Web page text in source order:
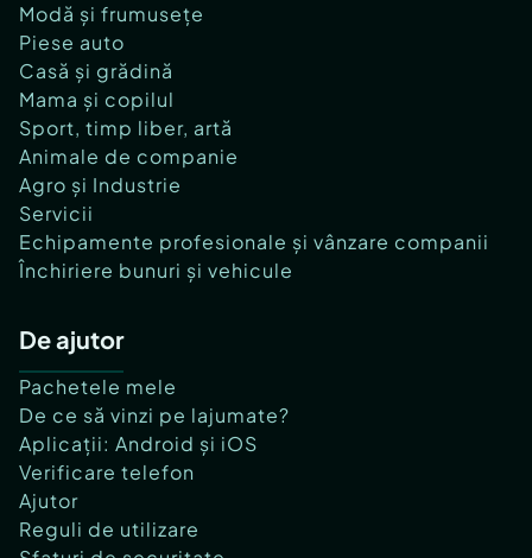
Modă și frumusețe
Piese auto
Casă și grădină
Mama și copilul
Sport, timp liber, artă
Animale de companie
Agro și Industrie
Servicii
Echipamente profesionale și vânzare companii
Închiriere bunuri și vehicule
De ajutor
Pachetele mele
De ce să vinzi pe lajumate?
Aplicații: Android și iOS
Verificare telefon
Ajutor
Reguli de utilizare